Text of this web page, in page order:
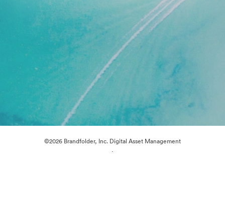
©2026 Brandfolder, Inc. Digital Asset Management
·